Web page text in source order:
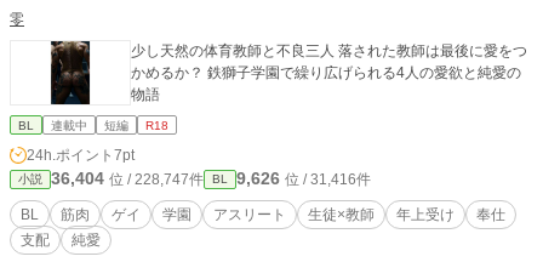
り、氷河を責める。 第4話：対等な関係への移行。互いに感じ合う新しい関係性
第6話：救助隊到来。別れと再会。敗北と解放を経て、二人は新しい未来へ。 読
者が期待できる要素 主従逆転の心理的快感：支配される側が支配する側へと変
わっていく過程を、段階的に描写。 多様なエロティックシーン：暖炉前・露天
風呂・薪小屋・個室など、場所ごとに異なる興奮を提供。手コキ・フェラ・アナ
ルセックス・69体位など、バリエーション豊かな描写。 心理描写の深さ：単な
る肉体関係ではなく、葛藤・屈辱・解放といった複雑な感情の動きを丁寧に描
写。 涙と笑みの情緒：激しい行為の中にある、切なさや優しさ。感情の起伏が
読者の心を揺さぶります。 閉鎖空間の緊張感：雪山ロッジという逃げ場のない
状況が、二人の関係を加速させる。 対等な愛への昇華：最終的には支配も服従
もない、真に対等な関係へと到達するハッピーエンド。
零
少し天然の体育教師と不良三人 落された教師は最後に愛をつ
かめるか？ 鉄獅子学園で繰り広げられる4人の愛欲と純愛の
物語
BL 連載中 短編 R18
24h.ポイント 7pt
小説 36,404 位 / 228,747件 BL 9,626 位 / 31,416件
BL 筋肉 ゲイ 学園 アスリート 生徒×教師 年上受け
奉仕
支配
純愛